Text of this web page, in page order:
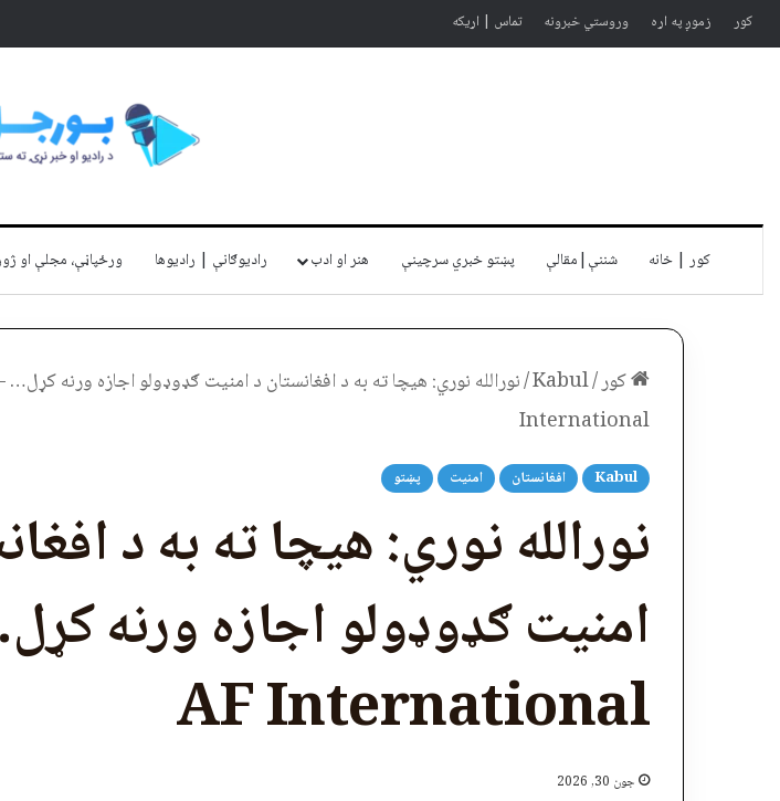
کور زموږ په اړه وروستي خبرونه تماس | اړیکه
کور | خانه شننې|مقالې پښتو خبري سرچينې هنر او ادب رادیوګانې | رادیوها ورځپاڼې، مجلې او
کور/
Kabul
/
International
Kabul افغانستان امنیت پښتو
نورالله نوري: هیچا ته به د
امنیت ګډوډولو اجازه ورنه
AF International
جون 30, 2026